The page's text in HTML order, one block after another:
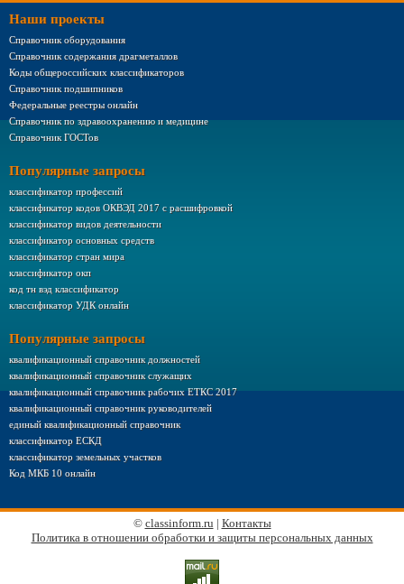
Наши проекты
Справочник оборудования
Справочник содержания драгметаллов
Коды общероссийских классификаторов
Справочник подшипников
Федеральные реестры онлайн
Справочник по здравоохранению и медицине
Справочник ГОСТов
Популярные запросы
классификатор профессий
классификатор кодов ОКВЭД 2017 с расшифровкой
классификатор видов деятельности
классификатор основных средств
классификатор стран мира
классификатор окп
код тн вэд классификатор
классификатор УДК онлайн
Популярные запросы
квалификационный справочник должностей
квалификационный справочник служащих
квалификационный справочник рабочих ЕТКС 2017
квалификационный справочник руководителей
единый квалификационный справочник
классификатор ЕСКД
классификатор земельных участков
Код МКБ 10 онлайн
© classinform.ru | Контакты
Политика в отношении обработки и защиты персональных данных